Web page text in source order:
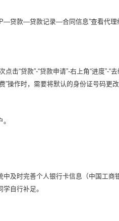
贷款—贷款记录—合同信息”查看代理
“贷款”-“贷款申请”-右上角“进度”-“去
操作时，需要将默认的身份证号码更改
及时完善个人银行卡信息（中国工商
自行补足。